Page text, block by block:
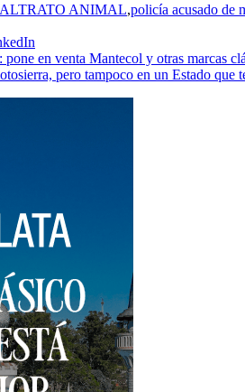
ANIMAL,policía acusado de
en venta Mantecol y otras marcas
pero tampoco en un Estado que